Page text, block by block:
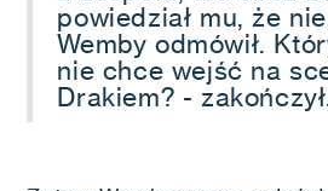
powiedział mu, że
Wemby odmówił.
nie chce wejść na
Drakiem? -